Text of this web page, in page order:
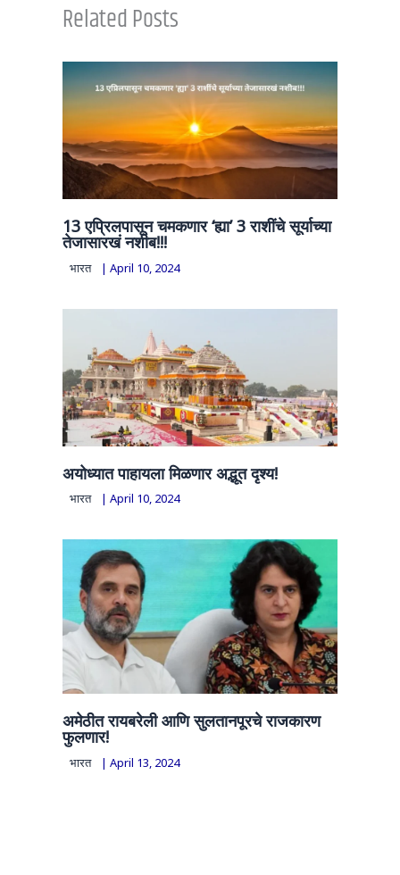
Related Posts
13 एप्रिलपासून चमकणार ‘ह्या’ 3 राशींचे सूर्याच्या
तेजासारखं नशीब!!!
भारत | April 10, 2024
अयोध्यात पाहायला मिळणार अद्भूत दृश्य!
भारत | April 10, 2024
अमेठीत रायबरेली आणि सुलतानपूरचे राजकारण
फुलणार!
भारत | April 13, 2024